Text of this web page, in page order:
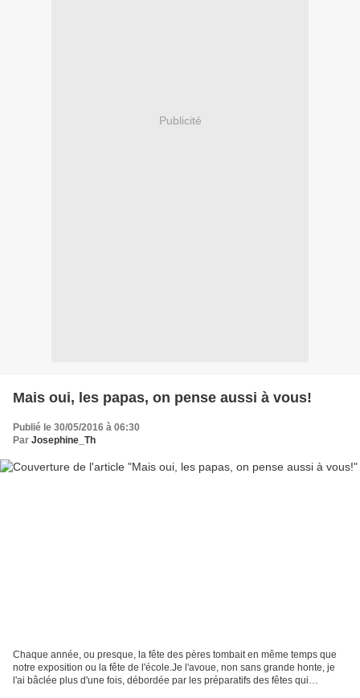
Publicité
Mais oui, les papas, on pense aussi à vous!
Publié le 30/05/2016 à 06:30
Par Josephine_Th
Chaque année, ou presque, la fête des pères tombait en même temps que
notre exposition ou la fête de l'école.Je l'avoue, non sans grande honte, je
l'ai bâclée plus d'une fois, débordée par les préparatifs des fêtes qui